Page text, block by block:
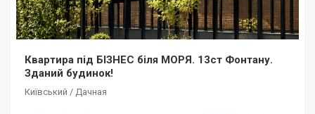
Квартира під БІЗНЕС біля МОРЯ. 13ст Фонтану.
Зданий будинок!
Київський / Дачная